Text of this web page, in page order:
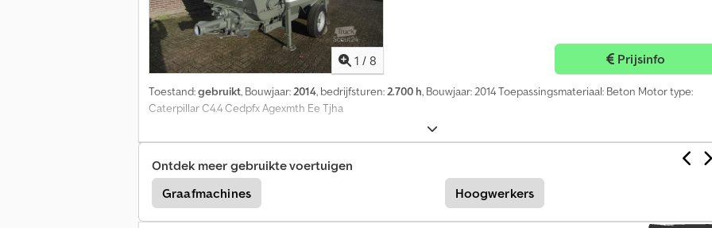
9
0
1
5
1 / 8 Prijsinfo
Toestand:gebruikt, Bouwjaar:2014, bedrijfsturen:2.700 h, Bouwjaar: 2014 Toepassingsmateriaal: Beton Motor type:
Caterpillar C4.4 Cedpfx Agexmth Ee Tjha
Ontdek meer gebruikte voertuigen
Graafmachines
Hoogwerkers